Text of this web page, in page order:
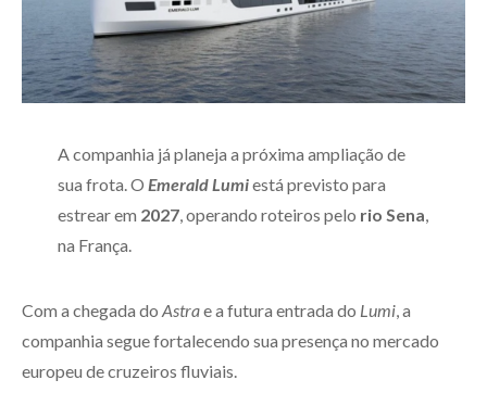
A companhia já planeja a próxima ampliação de
sua frota. O Emerald Lumiestá previsto para
estrear em 2027, operando roteiros pelo rio Sena
na França.
Com a chegada do Astrae a futura entrada do Lumi , a
companhia segue fortalecendo sua presença no mercado
europeu de cruzeiros fluviais.